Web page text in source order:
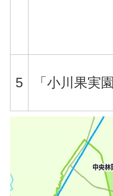
5 「小川果実